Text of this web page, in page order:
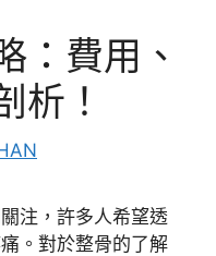
：費用、
析！
注，許多人希望透
。對於整骨的了解